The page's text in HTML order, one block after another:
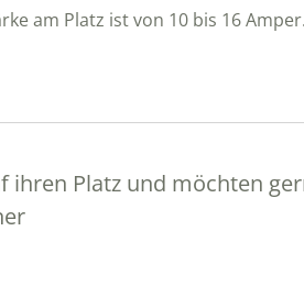
am Platz ist von 10 bis 16 Amper.
ihren Platz und möchten